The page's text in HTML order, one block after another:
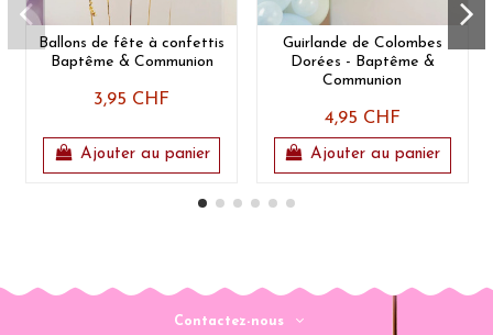
Ballons de fête à confettis
Baptême & Communion
3,95 CHF
Ajouter au panier
Guirlande de Colombes
Dorées - Baptême &
Communion
4,95 CHF
Ajouter au panier
Contactez-nous